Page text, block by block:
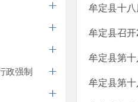
政强制
牟定县十
牟定县召
牟定县第
牟定县第